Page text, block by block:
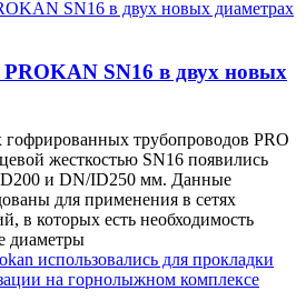
SN16 в двух новых
трубопроводов PRO
жесткостью SN16 появились
и DN/ID250 мм. Данные
для применения в сетях
в которых есть необходимость
диаметры